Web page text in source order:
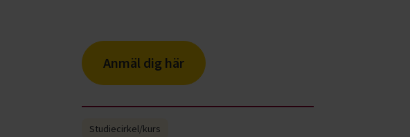
Anmäl dig här
Studiecirkel/kurs